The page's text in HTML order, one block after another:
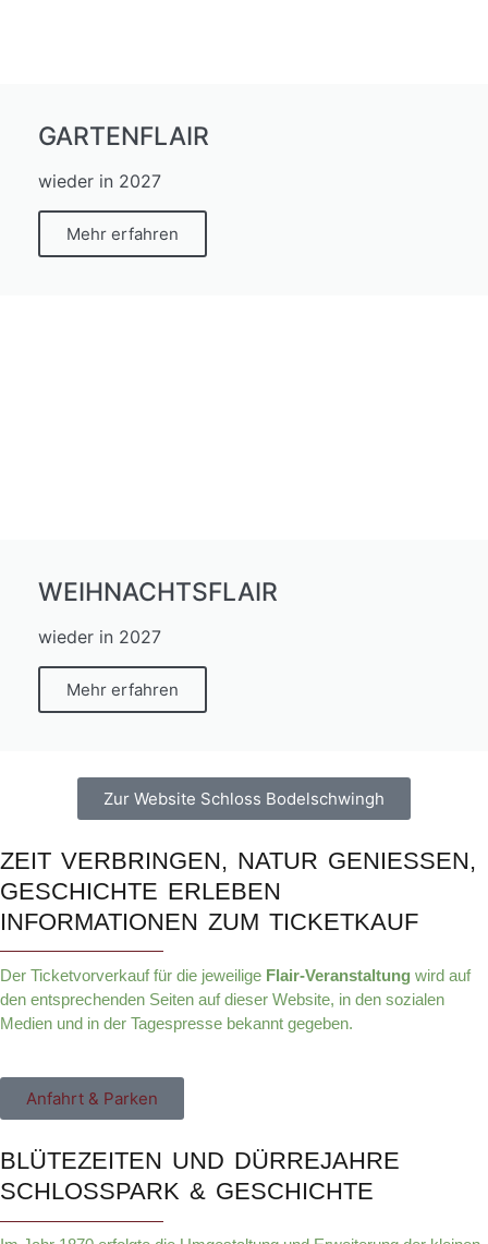
GARTENFLAIR
wieder in 2027
Mehr erfahren
WEIHNACHTSFLAIR
wieder in 2027
Mehr erfahren
Zur Website Schloss Bodelschwingh
ZEIT VERBRINGEN, NATUR GENIESSEN, G
ESCHICHTE ERLEBEN
INFORMATIONEN ZUM TICKETKAUF
Der Ticketvorverkauf für die jeweilige Flair-Veranstaltung wird auf
den entsprechenden Seiten auf dieser Website, in den sozialen
Medien und in der Tagespresse bekannt gegeben.
Anfahrt & Parken
BLÜTEZEITEN UND DÜRREJAHRE
SCHLOSSPARK & GESCHICHTE